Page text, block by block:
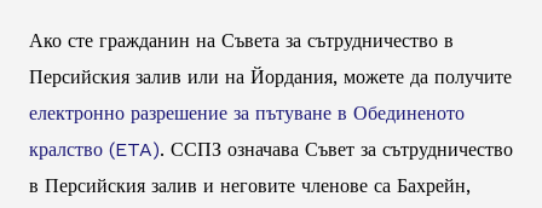
Ако сте гражданин на Съвета за сътрудничество в
Персийския залив или на Йордания, можете да получите
електронно разрешение за пътуване в Обединеното
кралство (ETA). ССПЗ означава Съвет за сътрудничество
в Персийския залив и неговите членове са Бахрейн,